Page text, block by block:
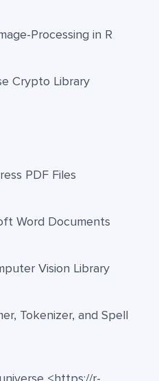
Processing in R
Crypto Library
PDF Files
Word Documents
Vision Library
Tokenizer, and Spell
<https://r-